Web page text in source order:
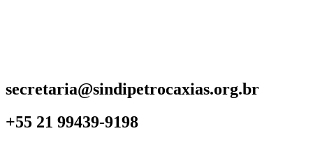
secretaria@sindipetrocaxias.org.br
+55 21 99439-9198